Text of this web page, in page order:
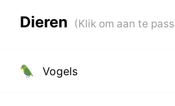
Dieren
Vogels